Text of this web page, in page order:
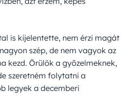
is kijelentette, nem érzi magát
szép, de nem vagyok az
kezd. Örülök a győzelmeknek,
szeretném folytatni a
legyek a decemberi